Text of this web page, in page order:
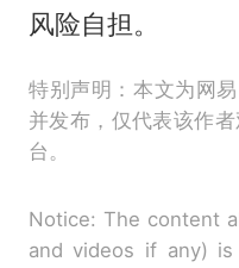
风险自担。
特别声明：本文为网
并发布，仅代表该作
台。
Notice: The content
and videos if any)